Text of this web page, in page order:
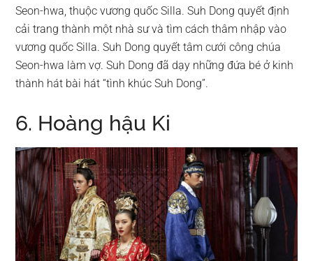
Seon-hwa, thuộc vương quốc Silla. Suh Dong quyết định
cải trang thành một nhà sư và tìm cách thâm nhập vào
vương quốc Silla. Suh Dong quyết tâm cưới công chúa
Seon-hwa làm vợ. Suh Dong đã dạy những đứa bé ở kinh
thành hát bài hát “tình khúc Suh Dong”.
6. Hoàng hậu Ki